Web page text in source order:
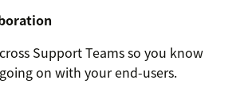
Support Teams so you know
on with your end-users.